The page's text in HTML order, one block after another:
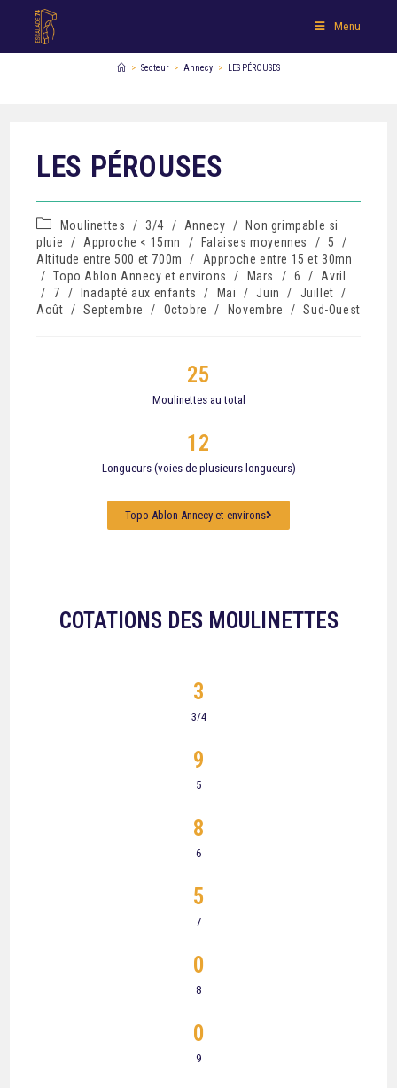
Menu
> Secteur > Annecy > LES PÉROUSES
LES PÉROUSES
Moulinettes / 3/4 / Annecy /
Non grimpable si
pluie
/ Approche < 15mn / Falaises moyennes / 5
/
Altitude entre 500 et 700m
/
Approche entre 15 et 30mn
/ Topo Ablon Annecy et environs / Mars / 6 /
Avril
/
7 / Inadapté aux enfants / Mai / Juin / Juillet /
Août / Septembre / Octobre / Novembre / Sud-Ouest
Moulinettes au total
25
Longueurs (voies de plusieurs longueurs)
12
Topo Ablon Annecy et environs
COTATIONS DES MOULINETTES
3/4
3
5
9
6
8
7
5
8
0
9
0